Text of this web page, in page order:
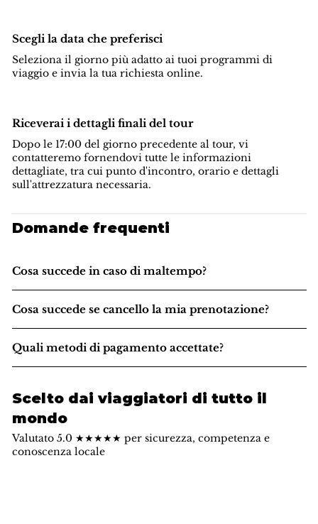
Scegli la data che preferisci
Seleziona il giorno più adatto ai tuoi programmi di
viaggio e invia la tua richiesta online.
Riceverai i dettagli finali del tour
Dopo le 17:00 del giorno precedente al tour, vi
contatteremo fornendovi tutte le informazioni
dettagliate, tra cui punto d'incontro, orario e dettagli
sull'attrezzatura necessaria.
Domande frequenti
Cosa succede in caso di maltempo?
Cosa succede se cancello la mia prenotazione?
Quali metodi di pagamento accettate?
Scelto dai viaggiatori di tutto il
mondo
Valutato 5.0 ★★★★★ per sicurezza, competenza e
conoscenza locale